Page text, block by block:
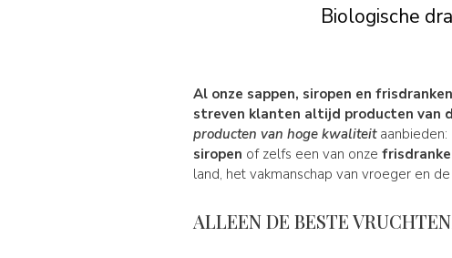
Biologische
Al onze sappen, siropen en
streven klanten altijd producten van
producten vanhoge kwaliteitaanbieden:
siropen of zelfs een van onze
land, het vakmanschap van vroeger en
ALLEEN DE BESTE